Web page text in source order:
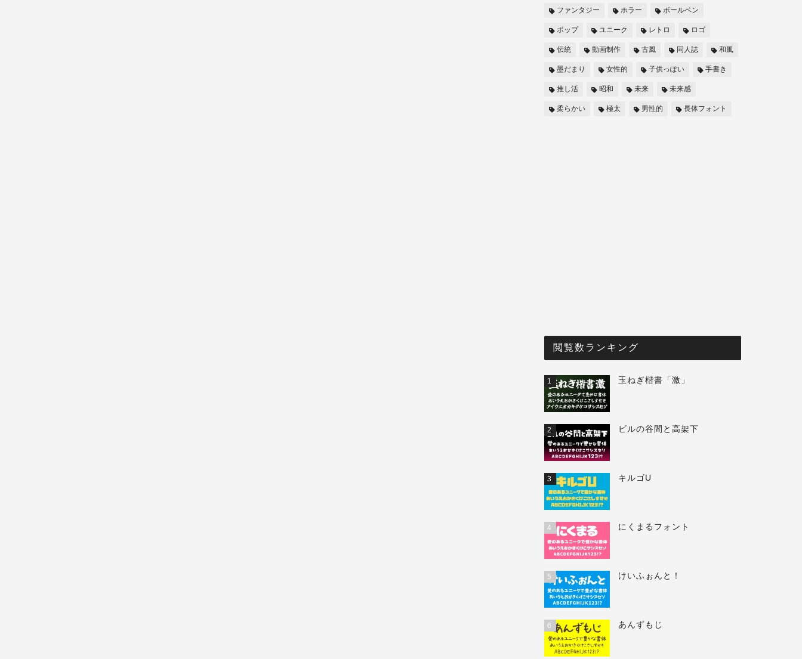
ファンタジー ホラー ボールペン
ポップ ユニーク レトロ ロゴ
伝統 動画制作 古風 同人誌 和風
墨だまり 女性的 子供っぽい 手書き
推し活 昭和 未来 未来感
柔らかい 極太 男性的 長体フォント
閲覧数ランキング
1 玉ねぎ楷書「激」
2 ビルの谷間と高架下
3 キルゴU
4 にくまるフォント
5 けいふぉんと！
6 あんずもじ